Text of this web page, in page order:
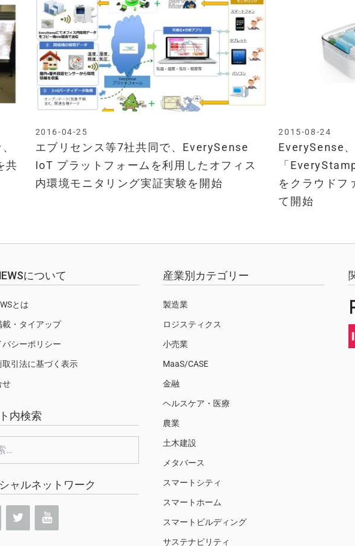
共
エブリセンス等7社共同で、EverySense
IoT プラットフォームを利用したオフィス
内環境モニタリング実証実験を開始
2016-04-25
EverySense
「
をクラウドフ
て開始
2015-08-24
について
とは
載・タイアップ
バシーポリシー
取引法に基づく表示
せ
内検索
ャルネットワーク
産業別カテゴリー
製造業
ロジスティクス
小売業
MaaS/CASE
金融
ヘルスケア・医療
農業
土木建設
メタバース
スマートシティ
スマートホーム
スマートビルディング
サステナビリティ